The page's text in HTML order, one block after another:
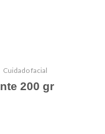
Cuidado facial
200 gr